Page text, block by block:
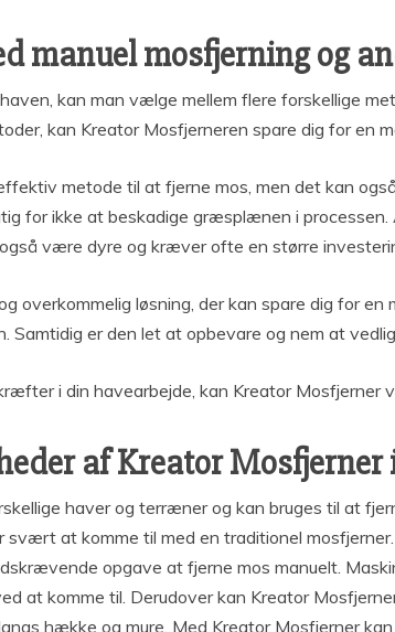
manuel mosfjerning og
kan man vælge mellem flere forskellige
kan Kreator Mosfjerneren spare dig for en
metode til at fjerne mos, men det kan
for ikke at beskadige græsplænen i
være dyre og kræver ofte en større
overkommelig løsning, der kan spare dig for
er den let at opbevare og nem at
i din havearbejde, kan Kreator
af Kreator
haver og terræner og kan bruges til at
svært at komme til med en traditionel
opgave at fjerne mos manuelt.
at komme til. Derudover kan Kreator
hække og mure. Med Kreator Mosfjerner